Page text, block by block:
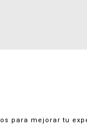
para mejorar tu